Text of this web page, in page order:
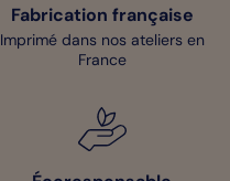
Fabrication française
Imprimé dans nos ateliers en
France